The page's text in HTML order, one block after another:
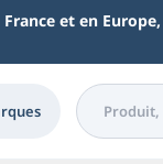
France et en